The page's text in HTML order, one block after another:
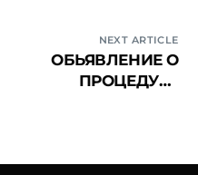
NEXT ARTICLE
ОБЬЯВЛЕНИЕ О
ПРОЦЕДУРЕ
ОСУЩЕСТВЛЕНИИ